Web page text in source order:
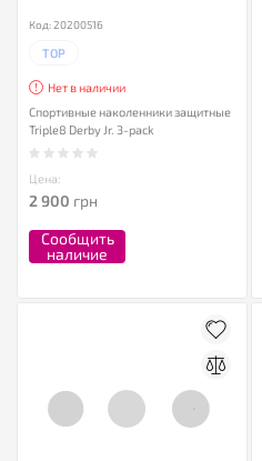
Код: 20200516
TOP
Нет в наличии
Спортивные наколенники защитные
Triple8 Derby Jr. 3-pack
Цена:
2 900 грн
Сообщить
наличие